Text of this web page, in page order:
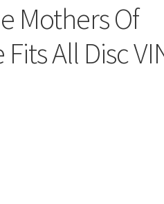
Mothers Of
All Disc